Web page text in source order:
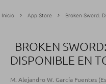
Inicio App Store Broken Sword:
BROKEN
DISPONIBLE EN
M. Alejandro W. García Fuentes